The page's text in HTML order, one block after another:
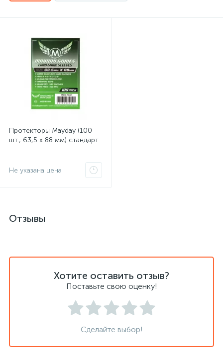
Протекторы Mayday (100
шт., 63,5 x 88 мм) стандарт
Не указана цена
Отзывы
Хотите оставить отзыв?
Поставьте свою оценку!
Сделайте выбор!